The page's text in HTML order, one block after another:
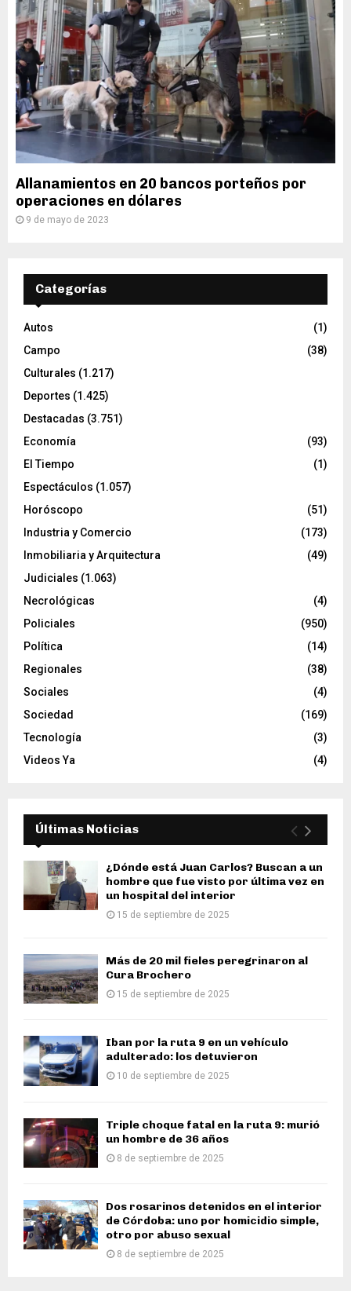
Allanamientos en 20 bancos porteños por
operaciones en dólares
9 de mayo de 2023
Categorías
Autos
(1)
Campo
(38)
Culturales (1.217)
Deportes (1.425)
Destacadas (3.751)
Economía
(93)
El Tiempo
(1)
Espectáculos (1.057)
Horóscopo
(51)
Industria y Comercio
(173)
Inmobiliaria y Arquitectura
(49)
Judiciales (1.063)
Necrológicas
(4)
Policiales
(950)
Política
(14)
Regionales
(38)
Sociales
(4)
Sociedad
(169)
Tecnología
(3)
Videos Ya
(4)
Últimas Noticias
¿Dónde está Juan Carlos? Buscan a un
hombre que fue visto por última vez en
un hospital del interior
15 de septiembre de 2025
Más de 20 mil fieles peregrinaron al
Cura Brochero
15 de septiembre de 2025
Iban por la ruta 9 en un vehículo
adulterado: los detuvieron
10 de septiembre de 2025
Triple choque fatal en la ruta 9: murió
un hombre de 36 años
8 de septiembre de 2025
Dos rosarinos detenidos en el interior
de Córdoba: uno por homicidio simple,
otro por abuso sexual
8 de septiembre de 2025